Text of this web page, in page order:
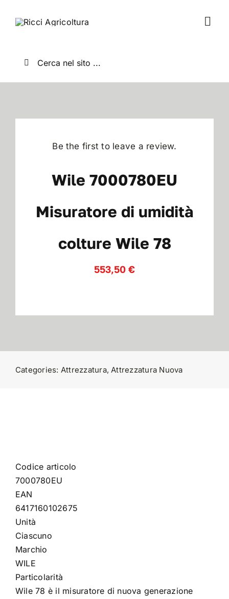
Cerca
Be the first to leave a review.
Wile 7000780EU
Misuratore di umidità
colture Wile 78
553,50 €
Categories: Attrezzatura,Attrezzatura Nuova
Codice articolo
7000780EU
EAN
6417160102675
Unità
Ciascuno
Marchio
WILE
Particolarità
Wile 78 è il misuratore di nuova generazione